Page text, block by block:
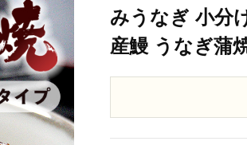
みうなぎ 小分
産鰻 うなぎ蒲